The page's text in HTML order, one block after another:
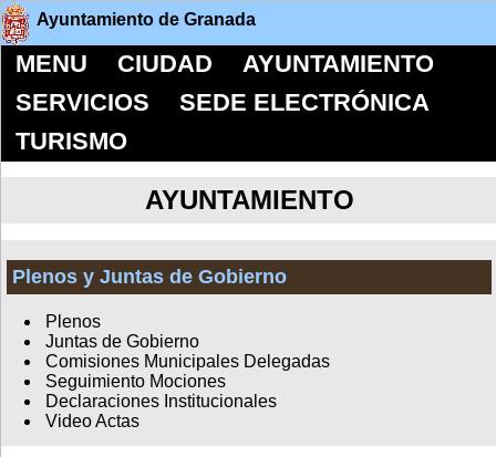
Ayuntamiento de Granada
MENU CIUDAD
AYUNTAMIENTO
SERVICIOS
SEDE ELECTRÓNICA
TURISMO
AYUNTAMIENTO
Plenos y Juntas de Gobierno
Plenos
Juntas de Gobierno
Comisiones Municipales Delegadas
Seguimiento Mociones
Declaraciones Institucionales
Video Actas